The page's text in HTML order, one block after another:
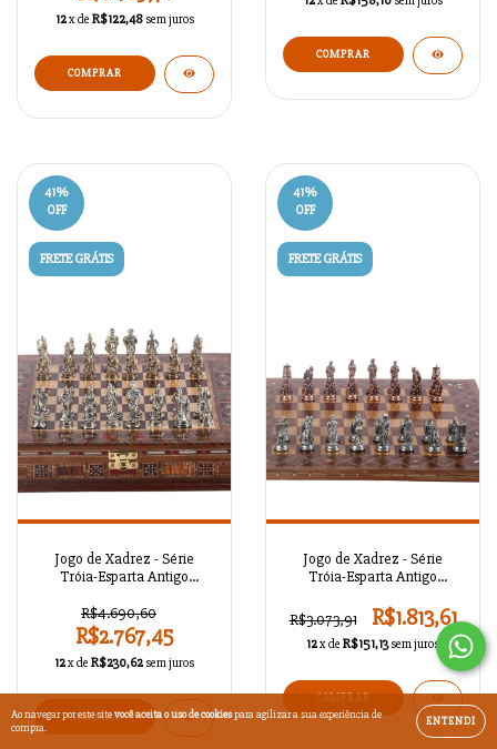
Ao navegar por este sitevocê aceita o uso de cookiespara agilizar a sua experiência de
compra.
ENTENDI
12x de R$122,48 sem juros
41%
OFF
FRETE GRÁTIS
Jogo de Xadrez - Série
Tróia-Esparta Antigo
R$4.690,60
R$2.767,45
12x de R$230,62 sem juros
41%
OFF
FRETE GRÁTIS
Jogo de Xadrez - Série
Tróia-Esparta Antigo
R$3.073,91
R$1.813,61
12x de R$151,13 sem juros
COMPRAR